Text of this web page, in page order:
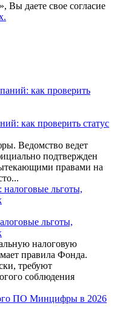
Вы даете свое согласие
как проверить статус
Ведомство ведет
подтвержден
правами на
льготы,
налоговую
правила Фонда.
требуют
соблюдения